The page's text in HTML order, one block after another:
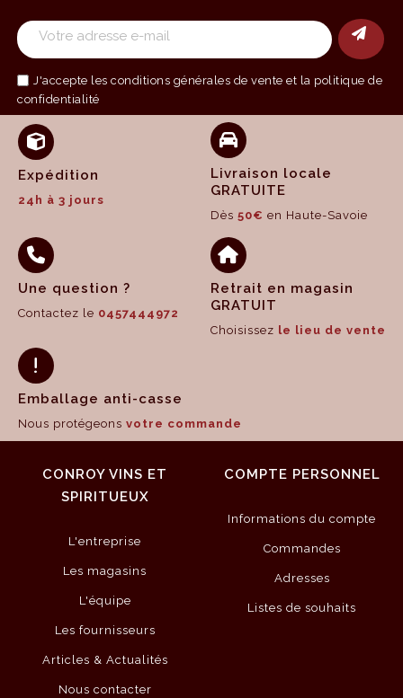
J'accepte les conditions générales de vente et la politique de
confidentialité
Expédition
24h à 3 jours
Livraison locale
GRATUITE
Dès 50€ en Haute-Savoie
Une question ?
Contactez le 0457444972
Retrait en magasin
GRATUIT
Choisissez le lieu de vente
Emballage anti-casse
Nous protégeons votre commande
CONROY VINS ET
SPIRITUEUX
L'entreprise
Les magasins
L'équipe
Les fournisseurs
Articles & Actualités
Nous contacter
COMPTE PERSONNEL
Informations du compte
Commandes
Adresses
Listes de souhaits